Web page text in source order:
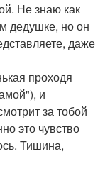
Не знаю как
дедушке, но он
даже
проходя
и
за тобой
это чувство
Тишина,